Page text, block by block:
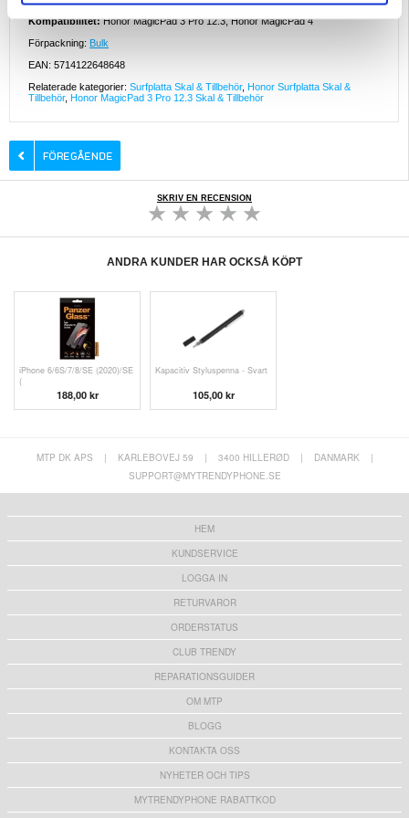
Kompatibilitet:Honor MagicPad 3 Pro 12.3, Honor MagicPad 4
Förpackning: Bulk
EAN: 5714122648648
Relaterade kategorier: Surfplatta Skal & Tillbehör, Honor Surfplatta Skal &
Tillbehör, Honor MagicPad 3 Pro 12.3 Skal & Tillbehör
SKRIV EN RECENSION
ANDRA KUNDER HAR OCKSÅ KÖPT
iPhone 6/6S/7/8/SE (2020)/SE
(
188,00 kr
Kapacitiv Styluspenna - Svart
105,00 kr
MTP DK APS | KARLEBOVEJ 59 | 3400 HILLERØD | DANMARK
|
SUPPORT@MYTRENDYPHONE.SE
HEM
KUNDSERVICE
LOGGA IN
RETURVAROR
ORDERSTATUS
CLUB TRENDY
REPARATIONSGUIDER
OM MTP
BLOGG
KONTAKTA OSS
NYHETER OCH TIPS
MYTRENDYPHONE RABATTKOD